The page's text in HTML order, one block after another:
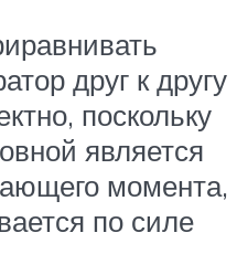
друг к другу
поскольку
является
момента,
по силе